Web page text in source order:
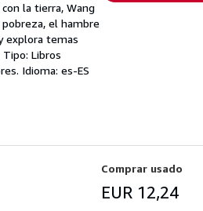
la tierra, Wang
el hambre
explora temas
Libros
Idioma: es-ES
Comprar usado
EUR 12,24